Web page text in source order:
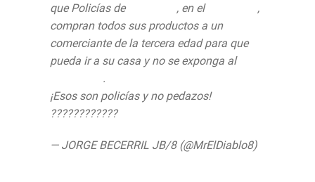
que Policías de
, en el
,
compran todos sus productos a un
comerciante de la tercera edad para que
pueda ir a su casa y no se exponga al
.
¡Esos son policías y no pedazos!
????????????
— JORGE BECERRIL JB/8 (@MrElDiablo8)